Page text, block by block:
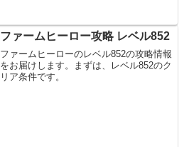
ファームヒーロー攻略 レベル852
ファームヒーローのレベル852の攻略情報
をお届けします。まずは、レベル852のク
リア条件です。